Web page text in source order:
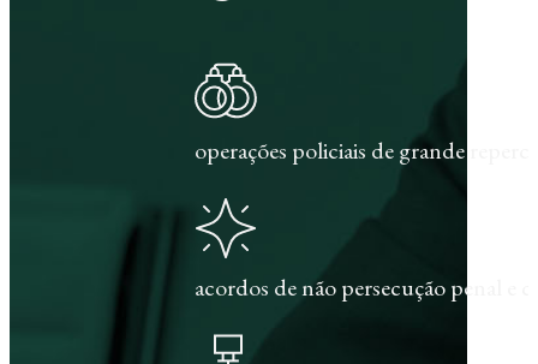
operações policiais de grande
acordos de não persecução penal e